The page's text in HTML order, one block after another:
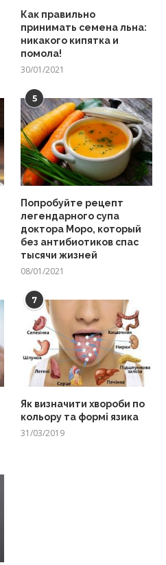
Как правильно
принимать семена льна:
никакого кипятка и
помола!
30/01/2021
5
Попробуйте рецепт
легендарного супа
доктора Моро, который
без антибиотиков спас
тысячи жизней
08/01/2021
7
Як визначити хвороби по
кольору та формі язика
31/03/2019